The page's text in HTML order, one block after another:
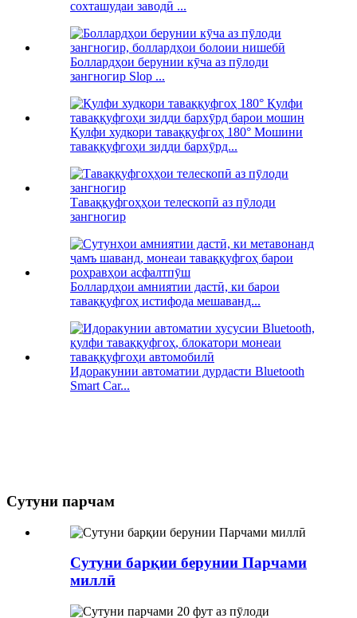
сохташудаи заводӣ ...
Боллардҳои берунии кӯча аз пӯлоди
зангногир Slop ...
Қулфи худкори таваққуфгоҳ 180° Мошини
таваққуфгоҳи зидди бархӯрд...
Таваққуфгоҳҳои телескопӣ аз пӯлоди
зангногир
Боллардҳои амниятии дастӣ, ки барои
таваққуфгоҳ истифода мешаванд...
Идоракунии автоматии дурдасти Bluetooth
Smart Car...
Сутуни парчам
Сутуни барқии берунии Парчами
миллӣ